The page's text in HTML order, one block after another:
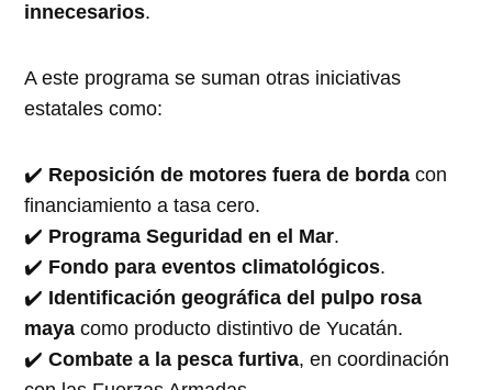
innecesarios.
A este programa se suman otras iniciativas
estatales como:
✔️ Reposición de motores fuera de borda con
financiamiento a tasa cero.
✔️ Programa Seguridad en el Mar.
✔️ Fondo para eventos climatológicos.
✔️ Identificación geográfica del pulpo rosa
maya como producto distintivo de Yucatán.
✔️Combate a la pesca furtiva, en coordinación